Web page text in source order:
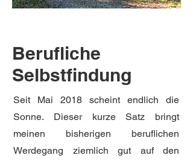
Berufliche
Selbstfindung
Seit Mai 2018 scheint endlich die
Sonne. Dieser kurze Satz bringt
meinen bisherigen beruflichen
Werdegang ziemlich gut auf den